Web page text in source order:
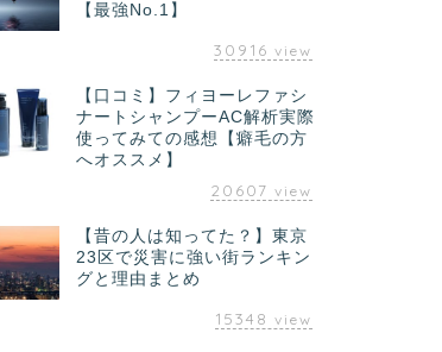
【最強No.1】
30916 view
【口コミ】フィヨーレファシ
ナートシャンプーAC解析実際
使ってみての感想【癖毛の方
へオススメ】
20607 view
【昔の人は知ってた？】東京
23区で災害に強い街ランキン
グと理由まとめ
15348 view